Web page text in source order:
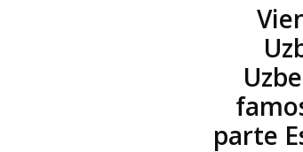
parte